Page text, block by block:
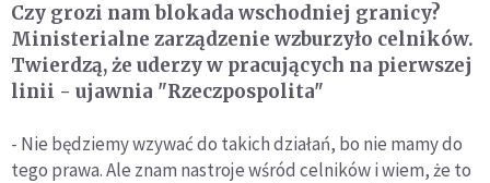
Czy grozi nam blokada wschodniej granicy?
Ministerialne zarządzenie wzburzyło celników.
Twierdzą, że uderzy w pracujących na pierwszej
linii - ujawnia "Rzeczpospolita"
- Nie będziemy wzywać do takich działań, bo nie mamy do
tego prawa. Ale znam nastroje wśród celników i wiem, że to